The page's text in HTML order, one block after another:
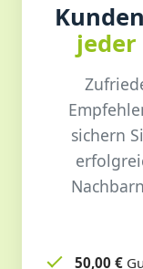
sichern
50,00 €